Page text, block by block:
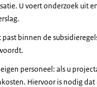
U voert onderzoek uit
binnen de
personeel: als u
Hiervoor is nodig